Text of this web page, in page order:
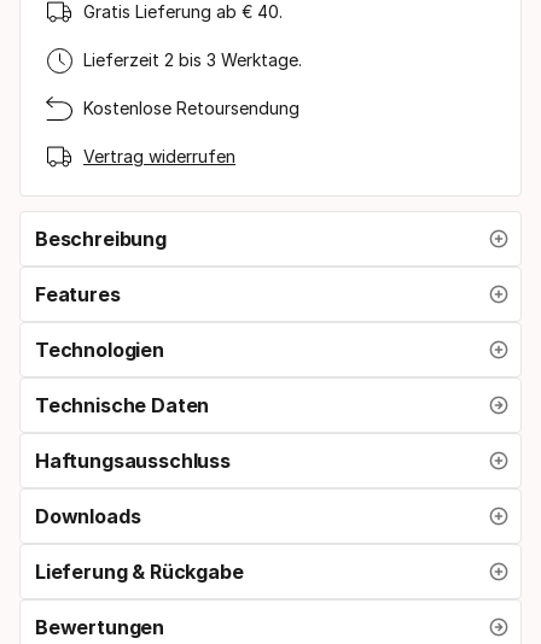
Gratis Lieferung ab € 40.
Lieferzeit 2 bis 3 Werktage.
Kostenlose Retoursendung
Vertrag widerrufen
Beschreibung
Features
Technologien
Technische Daten
Haftungsausschluss
Downloads
Lieferung & Rückgabe
Bewertungen